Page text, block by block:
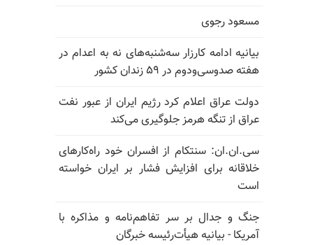
مسعود رجوی
بیانیه ادامه کارزار سه‌شنبه‌های نه به اعدام در
هفته صدوسی‌و‌دوم در ۵۹ زندان کشور
دولت عراق اعلام کرد رژیم ایران از عبور نفت
عراق از تنگه هرمز جلوگیری می‌کند
سی.ان.ان: سنتکام از افسران خود راه‌کارهای
خلاقانه برای افزایش فشار بر ایران خواسته
است
جنگ و جدال بر سر تفاهم‌نامه و مذاکره با
آمریکا - بیانیه هیأت‌رئیسه خبرگان